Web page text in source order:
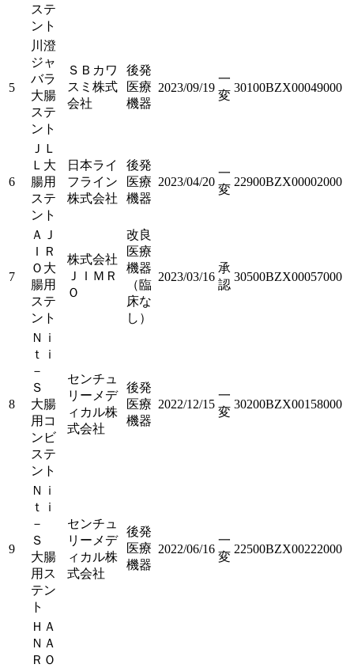
ステ
ント
5
川澄
ジャ
バラ
大腸
ステ
ント
ＳＢカワ
スミ株式
会社
後発
医療
機器
2023/09/19
一
変
30100BZX00049000
6
ＪＬ
Ｌ大
腸用
ステ
ント
日本ライ
フライン
株式会社
後発
医療
機器
2023/04/20
一
変
22900BZX00002000
7
ＡＪ
ＩＲ
Ｏ大
腸用
ステ
ント
株式会社
ＪＩＭＲ
Ｏ
改良
医療
機器
（臨
床な
し）
2023/03/16
承
認
30500BZX00057000
8
Ｎｉ
ｔｉ
－
Ｓ
大腸
用コ
ンビ
ステ
ント
センチュ
リーメデ
ィカル株
式会社
後発
医療
機器
2022/12/15
一
変
30200BZX00158000
9
Ｎｉ
ｔｉ
－
Ｓ
大腸
用ス
テン
ト
センチュ
リーメデ
ィカル株
式会社
後発
医療
機器
2022/06/16
一
変
22500BZX00222000
ＨＡ
ＮＡ
ＲＯ